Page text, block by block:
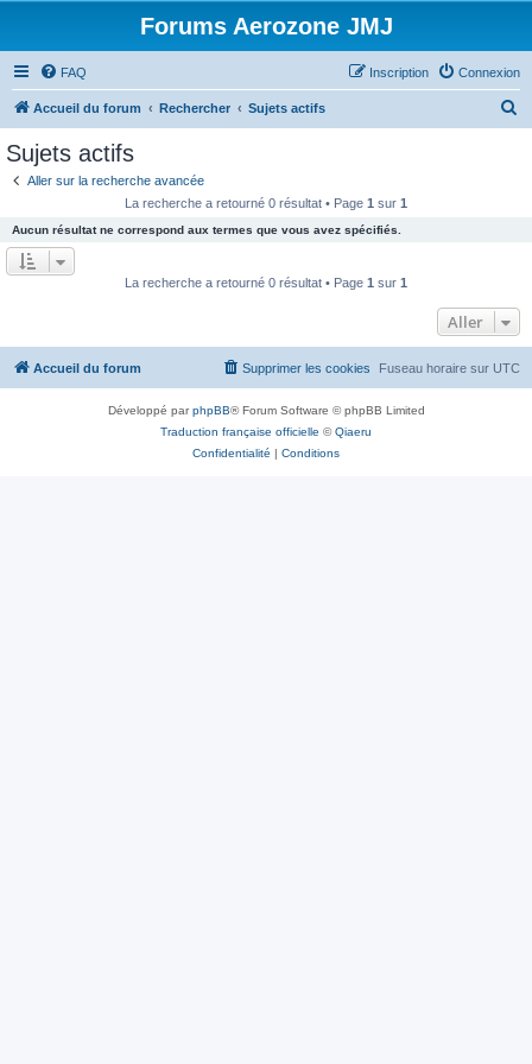
Forums Aerozone JMJ
FAQ Connexion
Inscription
Accueil du forum Rechercher Sujets actifs
e
Sujets actifs
Aller sur la recherche avancée
La recherche a retourné 0 résultat • Page 1 sur 1
Aucun résultat ne correspond aux termes que vous avez spécifiés.
La recherche a retourné 0 résultat • Page 1 sur 1
Aller
Accueil du forum Fuseau horaire sur UTC
Supprimer les cookies
Développé parphpBB® Forum Software © phpBB Limited
Traduction française officielle ©Qiaeru
Confidentialité | Conditions